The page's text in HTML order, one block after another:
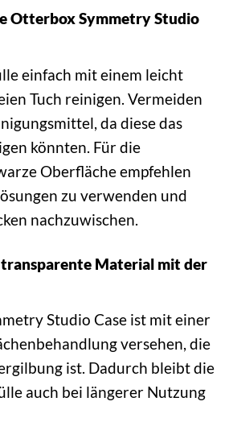
Otterbox Symmetry Studio
einfach mit einem leicht
Tuch reinigen. Vermeiden
da diese das
könnten. Für die
Oberfläche empfehlen
zu verwenden und
nachzuwischen.
Material mit der
Studio Case ist mit einer
versehen, die
ist. Dadurch bleibt die
auch bei längerer Nutzung